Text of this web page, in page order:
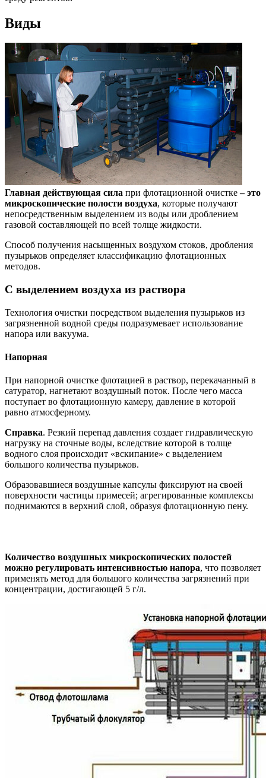
Виды
Главная действующая сила при флотационной очистке– это
микроскопические полости воздуха, которые получают
непосредственным выделением из воды или дроблением
газовой составляющей по всей толще жидкости.
Способ получения насыщенных воздухом стоков, дробления
пузырьков определяет классификацию флотационных
методов.
С выделением воздуха из раствора
Технология очистки посредством выделения пузырьков из
загрязненной водной среды подразумевает использование
напора или вакуума.
Напорная
При напорной очистке флотацией в раствор, перекачанный в
сатуратор, нагнетают воздушный поток. После чего масса
поступает во флотационную камеру, давление в которой
равно атмосферному.
Справка. Резкий перепад давления создает гидравлическую
нагрузку на сточные воды, вследствие которой в толще
водного слоя происходит «вскипание» с выделением
большого количества пузырьков.
Образовавшиеся воздушные капсулы фиксируют на своей
поверхности частицы примесей; агрегированные комплексы
поднимаются в верхний слой, образуя флотационную пену.
Количество воздушных микроскопических полостей
можно регулировать интенсивностью напора, что позволяет
применять метод для большого количества загрязнений при
концентрации, достигающей 5 г/л.